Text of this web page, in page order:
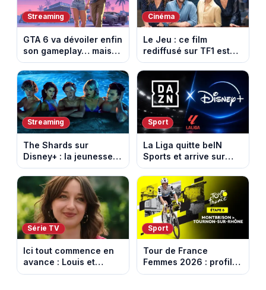
Streaming
GTA 6 va dévoiler enfin
son gameplay… mais
d’abord sur Netflix
Cinéma
Le Jeu : ce film
rediffusé sur TF1 est
adapté d’un succès
italien devenu un
phénomène mondial
Streaming
The Shards sur
Disney+ : la jeunesse
dorée de Los Angeles
face à un tueur dans
les années 80
Sport
La Liga quitte beIN
Sports et arrive sur
DAZN et Disney+ en
France
Série TV
Ici tout commence en
avance : Louis et
Jasmine enfin en
Sport
Tour de France
Femmes 2026 : profil
et horaires de la 6e